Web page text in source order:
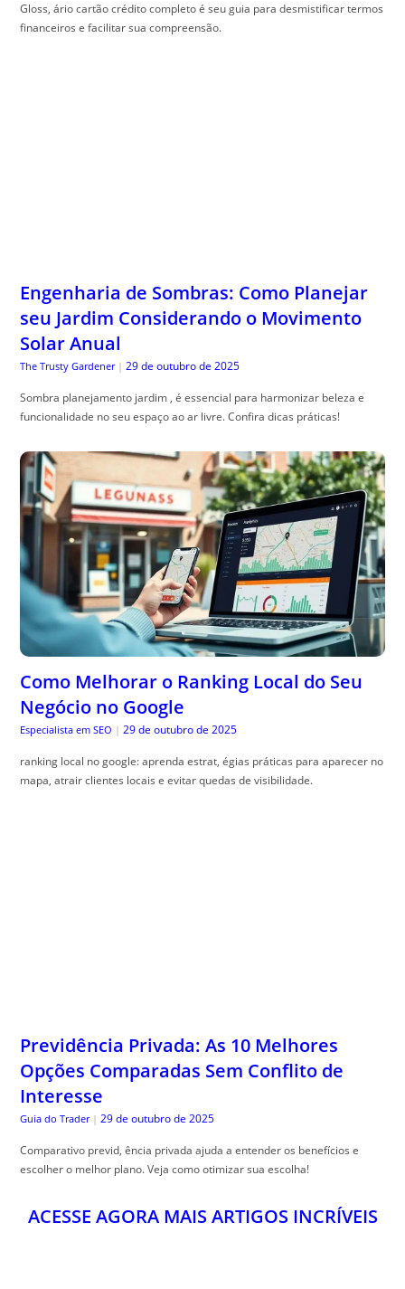
Gloss, ário cartão crédito completo é seu guia para desmistificar termos
financeiros e facilitar sua compreensão.
Engenharia de Sombras: Como Planejar
seu Jardim Considerando o Movimento
Solar Anual
The Trusty Gardener | 29 de outubro de 2025
Sombra planejamento jardim , é essencial para harmonizar beleza e
funcionalidade no seu espaço ao ar livre. Confira dicas práticas!
Como Melhorar o Ranking Local do Seu
Negócio no Google
Especialista em SEO | 29 de outubro de 2025
ranking local no google: aprenda estrat, égias práticas para aparecer no
mapa, atrair clientes locais e evitar quedas de visibilidade.
Previdência Privada: As 10 Melhores
Opções Comparadas Sem Conflito de
Interesse
Guia do Trader | 29 de outubro de 2025
Comparativo previd, ência privada ajuda a entender os benefícios e
escolher o melhor plano. Veja como otimizar sua escolha!
ACESSE AGORA MAIS ARTIGOS INCRÍVEIS